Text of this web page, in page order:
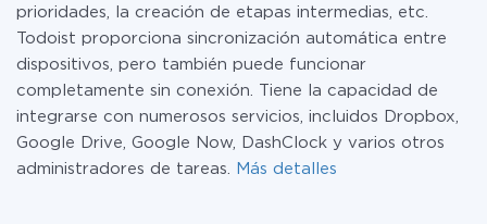
prioridades, la creación de etapas intermedias, etc.
Todoist proporciona sincronización automática entre
dispositivos, pero también puede funcionar
completamente sin conexión. Tiene la capacidad de
integrarse con numerosos servicios, incluidos Dropbox,
Google Drive, Google Now, DashClock y varios otros
administradores de tareas.
Más detalles